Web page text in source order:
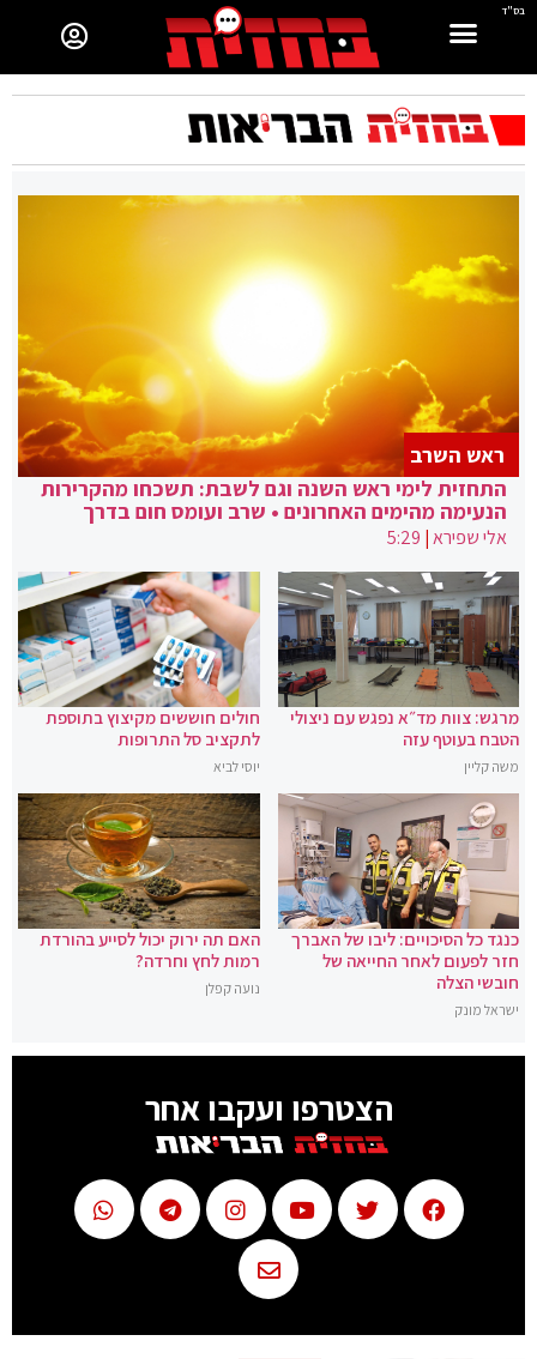
בס"ד
התחזית לימי ראש השנה וגם לשבת: תשכחו מהקרירות
הנעימה מהימים האחרונים • שרב ועומס חום בדרך
אלי שפירא|
5:29
ראש השרב
מרגש: צוות מד״א נפגש עם ניצולי
הטבח בעוטף עזה
משה קליין
חולים חוששים מקיצוץ בתוספת
לתקציב סל התרופות
יוסי לביא
כנגד כל הסיכויים: ליבו של האברך
חזר לפעום לאחר החייאה של
חובשי הצלה
ישראל מונק
האם תה ירוק יכול לסייע בהורדת
רמות לחץ וחרדה?
נועה קפלן
הצטרפו ועקבו אחר